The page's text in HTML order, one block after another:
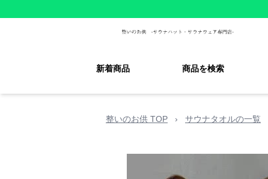
新着商品 商品を検索
整いのお供 TOP › サウナタオルの一覧